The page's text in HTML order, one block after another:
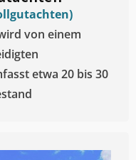
von einem
etwa 20 bis 30